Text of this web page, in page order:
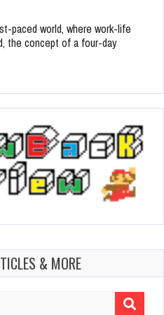
paced world, where work-life
the concept of a four-day
& MORE